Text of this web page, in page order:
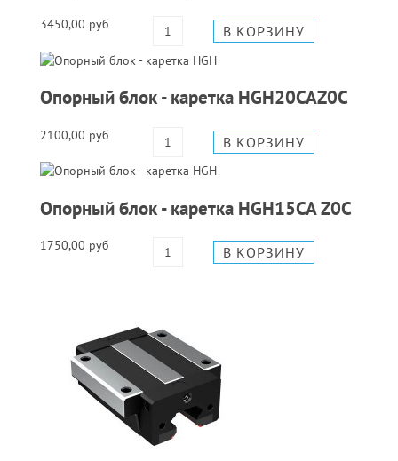
3450,00 руб
Опорный блок - каретка HGH20CAZ0C
2100,00 руб
Опорный блок - каретка HGH15CA Z0C
1750,00 руб